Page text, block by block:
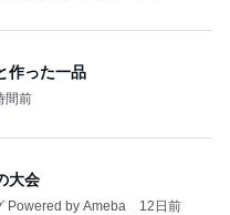
作った一品
間前
大会
Powered by Ameba 12日前